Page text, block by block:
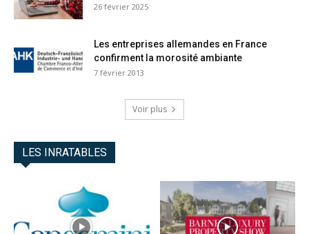
26 février 2025
Les entreprises allemandes en France
confirment la morosité ambiante
7 février 2013
Voir plus
LES INRATABLES